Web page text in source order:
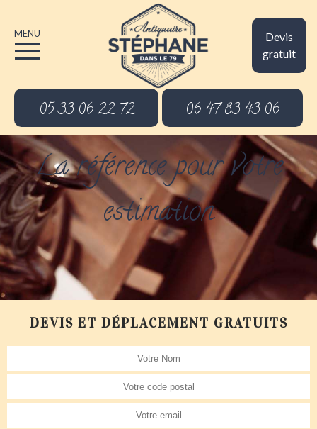
Devis
gratuit
MENU
05 33 06 22 72 06 47 83 43 06
La référence pour votre
estimation
DEVIS ET DÉPLACEMENT GRATUITS